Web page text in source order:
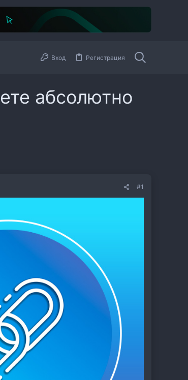
Вход Регистрация
абсолютно
#1